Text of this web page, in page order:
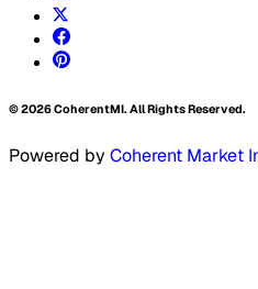
©2026CoherentMI. All Rights Reserved.
Powered by Coherent Market